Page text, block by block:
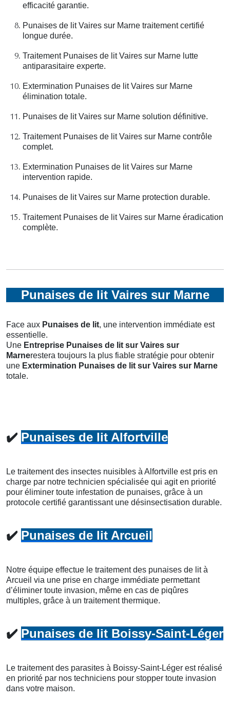
efficacité garantie.
Punaises de lit Vaires sur Marne traitement certifié
longue durée.
Traitement Punaises de lit Vaires sur Marne lutte
antiparasitaire experte.
Extermination Punaises de lit Vaires sur Marne
élimination totale.
Punaises de lit Vaires sur Marne solution définitive.
Traitement Punaises de lit Vaires sur Marne contrôle
complet.
Extermination Punaises de lit Vaires sur Marne
intervention rapide.
Punaises de lit Vaires sur Marne protection durable.
Traitement Punaises de lit Vaires sur Marne éradication
complète.
Punaises de lit Vaires sur Marne
Face aux Punaises de lit, une intervention immédiate est
essentielle.
Une Entreprise Punaises de lit sur Vaires sur
Marnerestera toujours la plus fiable stratégie pour obtenir
une Extermination Punaises de lit sur Vaires sur Marne
totale.
✔️ Punaises de lit Alfortville
Le traitement des insectes nuisibles à Alfortville est pris en
charge par notre technicien spécialisée qui agit en priorité
pour éliminer toute infestation de punaises, grâce à un
protocole certifié garantissant une désinsectisation durable.
✔️ Punaises de lit Arcueil
Notre équipe effectue le traitement des punaises de lit à
Arcueil via une prise en charge immédiate permettant
d’éliminer toute invasion, même en cas de piqûres
multiples, grâce à un traitement thermique.
✔️ Punaises de lit Boissy-Saint-Léger
Le traitement des parasites à Boissy-Saint-Léger est réalisé
en priorité par nos techniciens pour stopper toute invasion
dans votre maison.